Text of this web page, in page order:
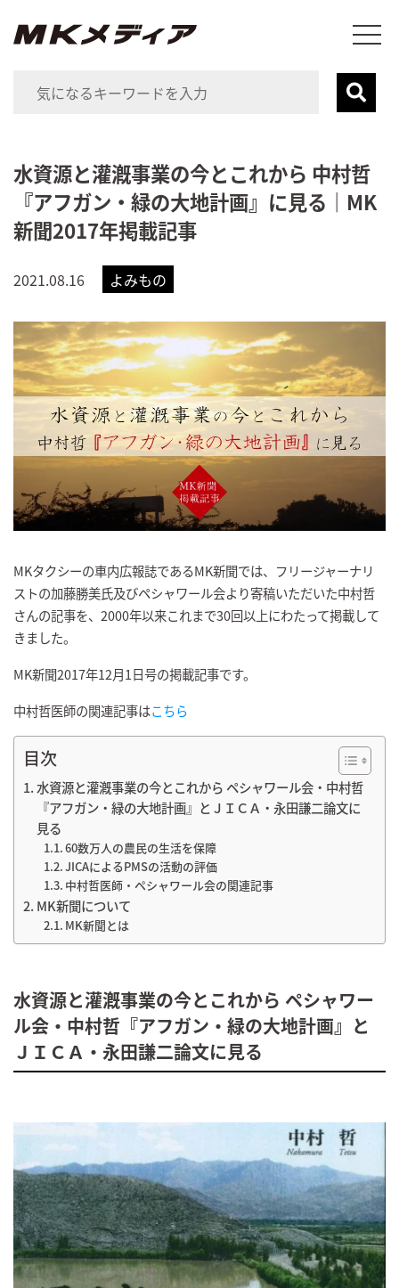
水資源と灌漑事業の今とこれから 中村哲
『アフガン・緑の大地計画』に見る｜MK
新聞2017年掲載記事
2021.08.16 よみもの
MKタクシーの車内広報誌であるMK新聞では、フリージャーナリ
ストの加藤勝美氏及びペシャワール会より寄稿いただいた中村哲
さんの記事を、2000年以来これまで30回以上にわたって掲載して
きました。
MK新聞2017年12月1日号の掲載記事です。
中村哲医師の関連記事はこちら
目次
水資源と灌漑事業の今とこれから ペシャワール会・中村哲
『アフガン・緑の大地計画』とＪＩＣＡ・永田謙二論文に
見る
60数万人の農民の生活を保障
JICAによるPMSの活動の評価
中村哲医師・ペシャワール会の関連記事
MK新聞について
MK新聞とは
水資源と灌漑事業の今とこれから ペシャワー
ル会・中村哲『アフガン・緑の大地計画』と
ＪＩＣＡ・永田謙二論文に見る